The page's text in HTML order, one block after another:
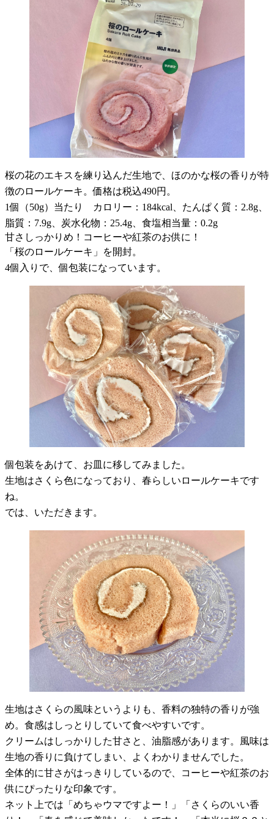
桜の花のエキスを練り込んだ生地で、ほのかな桜の香りが特
徴のロールケーキ。価格は税込490円。
1個（50g）当たり カロリー：184kcal、たんぱく質：2.8g、
脂質：7.9g、炭水化物：25.4g、食塩相当量：0.2g
甘さしっかりめ！コーヒーや紅茶のお供に！
「桜のロールケーキ」を開封。
4個入りで、個包装になっています。
個包装をあけて、お皿に移してみました。
生地はさくら色になっており、春らしいロールケーキです
ね。
では、いただきます。
生地はさくらの風味というよりも、香料の独特の香りが強
め。食感はしっとりしていて食べやすいです。
クリームはしっかりした甘さと、油脂感があります。風味は
生地の香りに負けてしまい、よくわかりませんでした。
全体的に甘さがはっきりしているので、コーヒーや紅茶のお
供にぴったりな印象です。
ネット上では「めちゃウマですよー！」「さくらのいい香